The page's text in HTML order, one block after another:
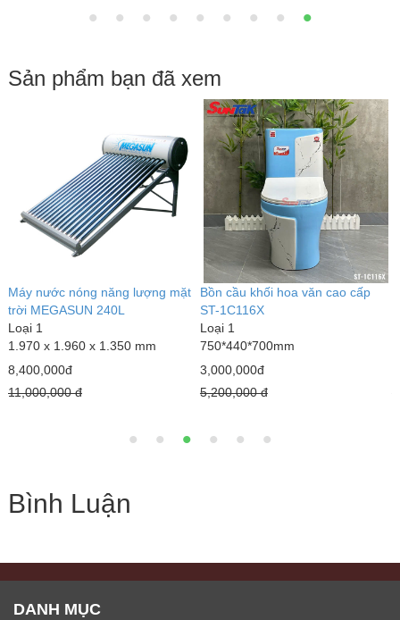
Sản phẩm bạn đã xem
Máy nước nóng năng lượng mặt
trời MEGASUN 240L
Loại 1
1.970 x 1.960 x 1.350 mm
8,400,000đ
11,000,000 đ
Bồn cầu khối hoa văn cao cấp
ST-1C116X
Loại 1
750*440*700mm
3,000,000đ
5,200,000 đ
Bình Luận
DANH MỤC